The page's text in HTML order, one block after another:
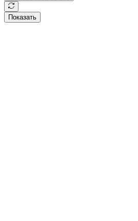
Показать